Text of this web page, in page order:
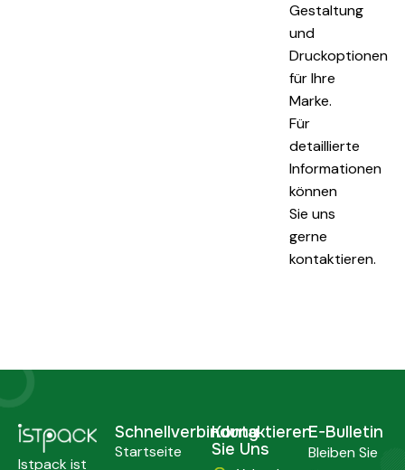
Gestaltung
und
Druckoptionen
für Ihre
Marke.
Für
detaillierte
Informationen
können
Sie uns
gerne
kontaktieren.
Istpack ist
Schnellverbindung
Startseite
Kontaktieren
Sie Uns
E-Bulletin
Bleiben Sie